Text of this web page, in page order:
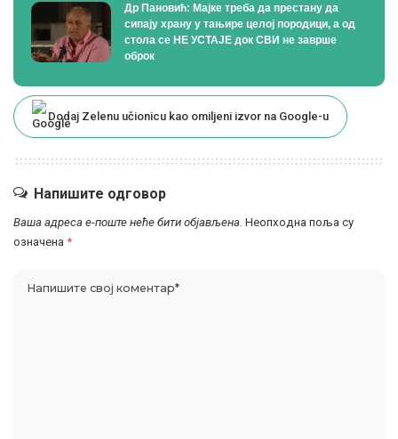
Др Пановић: Мајке треба да престану да
сипају храну у тањире целој породици, а од
стола се НЕ УСТАЈЕ док СВИ не заврше
оброк
Dodaj Zelenu učionicu kao omiljeni izvor na Google-u
Напишите одговор
Ваша адреса е-поште неће бити објављена. Неопходна поља су
означена *